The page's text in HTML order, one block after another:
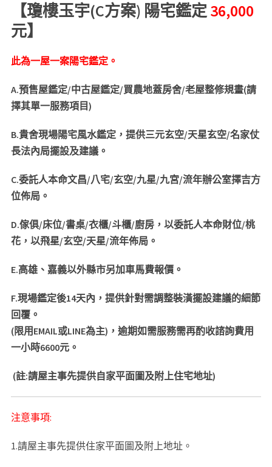
【瓊樓玉宇(C方案) 陽宅鑑定36,000
元】
此為一屋一案陽宅鑑定。
A.預售屋鑑定/中古屋鑑定/買農地蓋房舍/老屋整修規畫(請
擇其單一服務項目)
B.貴舍現場陽宅風水鑑定，提供三元玄空/天星玄空/名家仗
長法內局擺設及建議。
C.委託人本命文昌/八宅/玄空/九星/九宮/流年辦公室擇吉方
位佈局。
D.傢俱/床位/書桌/衣櫃/斗櫃/廚房，以委託人本命財位/桃
花，以飛星/玄空/天星/流年佈局。
E.高雄、嘉義以外縣市另加車馬費報價。
F.現場鑑定後14天內，提供針對需調整裝潢擺設建議的細節
回覆。
(限用 EMAIL或LINE為主) ，逾期如需服務需再酌收諮詢費用
一小時6600元。
(註:請屋主事先提供自家平面圖及附上住宅地址)
注意事項:
1.請屋主事先提供住家平面圖及附上地址。